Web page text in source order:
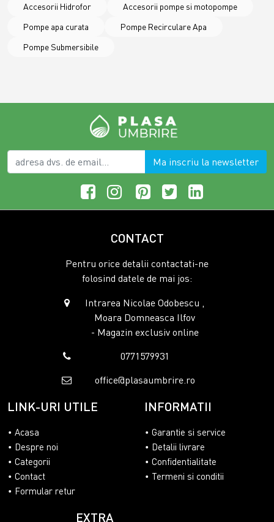
Accesorii Hidrofor
Accesorii pompe si motopompe
Pompe apa curata
Pompe Recirculare Apa
Pompe Submersibile
Ma inscriu la newsletter
CONTACT
Pentru orice detalii contactati-ne
folosind datele de mai jos:
Intrarea Nicolae Odobescu ,
Moara Domneasca Ilfov
- Magazin exclusiv online
0771579931
office@plasaumbrire.ro
LINK-URI UTILE
Acasa
Despre noi
Categorii
Contact
Formular retur
INFORMATII
Garantie si service
Detalii livrare
Confidentialitate
Termeni si conditii
EXTRA